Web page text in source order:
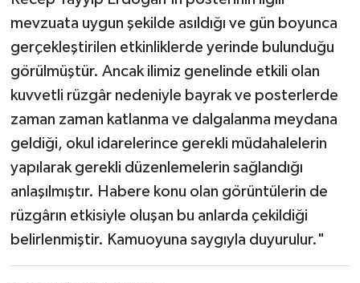
mevzuata uygun şekilde asıldığı ve gün boyunca
gerçekleştirilen etkinliklerde yerinde bulunduğu
görülmüştür. Ancak ilimiz genelinde etkili olan
kuvvetli rüzgâr nedeniyle bayrak ve posterlerde
zaman zaman katlanma ve dalgalanma meydana
geldiği, okul idarelerince gerekli müdahalelerin
yapılarak gerekli düzenlemelerin sağlandığı
anlaşılmıştır. Habere konu olan görüntülerin de
rüzgârın etkisiyle oluşan bu anlarda çekildiği
belirlenmiştir. Kamuoyuna saygıyla duyurulur."